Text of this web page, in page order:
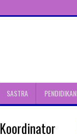
SASTRA PENDIDIKAN